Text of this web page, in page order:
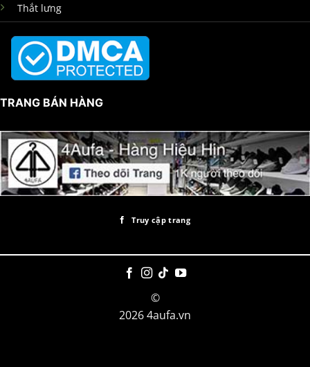
Thắt lưng
TRANG BÁN HÀNG
Truy cập trang
©
2026 4aufa.vn